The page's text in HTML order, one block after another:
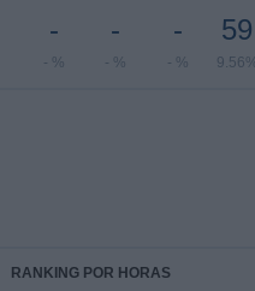
-
- %
-
- %
-
- %
59
9.56%
RANKING POR HORAS